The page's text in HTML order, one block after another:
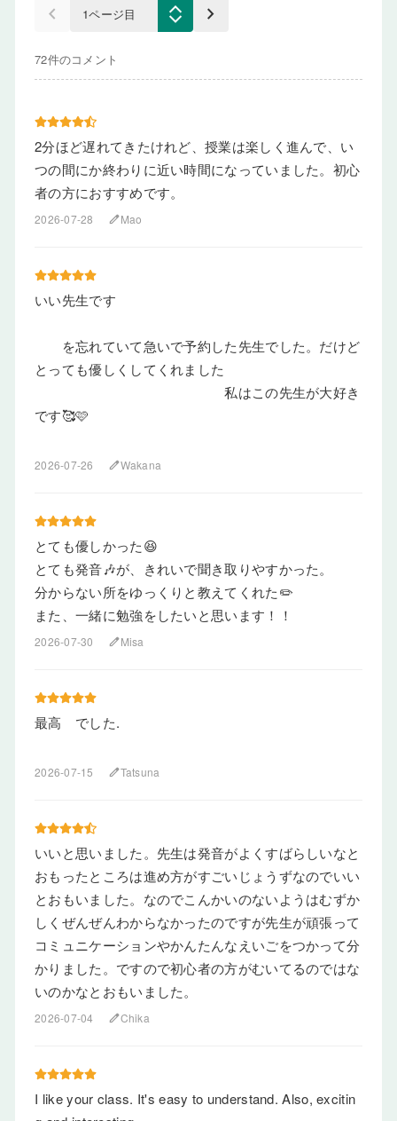
keyboard_arrow_left keyboard_arrow_right
72件のコメント
2分ほど遅れてきたけれど、授業は楽しく進んで、い
つの間にか終わりに近い時間になっていました。初心
者の方におすすめです。
2026-07-28 editMao
いい先生です
を忘れていて急いで予約した先生でした。だけど
とっても優しくしてくれました
私はこの先生が大好き
です🥰🩷
2026-07-26 editWakana
とても優しかった😆
とても発音🎶が、きれいで聞き取りやすかった。
分からない所をゆっくりと教えてくれた✏️
また、一緒に勉強をしたいと思います！！
2026-07-30 editMisa
最高 でした.
2026-07-15 editTatsuna
いいと思いました。先生は発音がよくすばらしいなと
おもったところは進め方がすごいじょうずなのでいい
とおもいました。なのでこんかいのないようはむずか
しくぜんぜんわからなかったのですが先生が頑張って
コミュニケーションやかんたんなえいごをつかって分
かりました。ですので初心者の方がむいてるのではな
いのかなとおもいました。
2026-07-04 editChika
I like your class. It's easy to understand. Also, excitin